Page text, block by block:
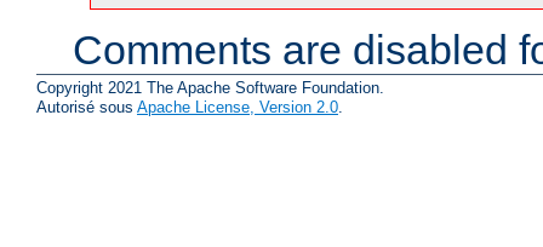
Comments are disabled
Copyright 2021 The Apache Software Foundation.
Autorisé sous Apache License, Version 2.0